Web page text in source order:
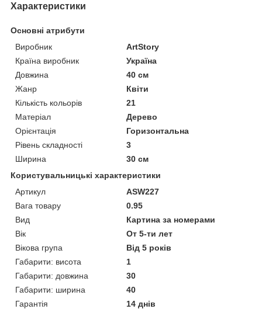
Характеристики
Основні атрибути
Виробник
ArtStory
Країна виробник
Україна
Довжина
40 см
Жанр
Квіти
Кількість кольорів
21
Матеріал
Дерево
Орієнтація
Горизонтальна
Рівень складності
3
Ширина
30 см
Користувальницькі характеристики
Артикул
ASW227
Вага товару
0.95
Вид
Картина за номерами
Вік
От 5-ти лет
Вікова група
Від 5 років
Габарити: висота
1
Габарити: довжина
30
Габарити: ширина
40
Гарантія
14 днів